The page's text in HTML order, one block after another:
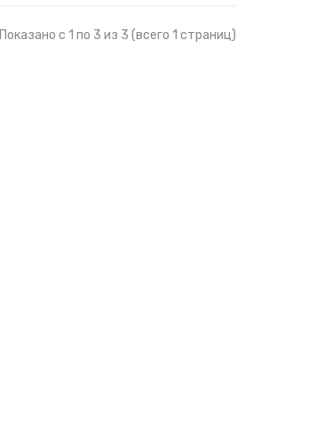
Показано с 1 по 3 из 3 (всего 1 страниц)